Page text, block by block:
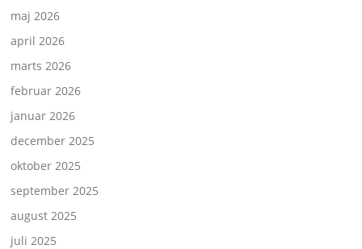
maj 2026
april 2026
marts 2026
februar 2026
januar 2026
december 2025
oktober 2025
september 2025
august 2025
juli 2025